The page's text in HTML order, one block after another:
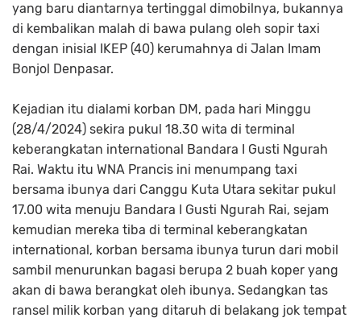
yang baru diantarnya tertinggal dimobilnya, bukannya
di kembalikan malah di bawa pulang oleh sopir taxi
dengan inisial IKEP (40) kerumahnya di Jalan Imam
Bonjol Denpasar.
Kejadian itu dialami korban DM, pada hari Minggu
(28/4/2024) sekira pukul 18.30 wita di terminal
keberangkatan international Bandara I Gusti Ngurah
Rai. Waktu itu WNA Prancis ini menumpang taxi
bersama ibunya dari Canggu Kuta Utara sekitar pukul
17.00 wita menuju Bandara I Gusti Ngurah Rai, sejam
kemudian mereka tiba di terminal keberangkatan
international, korban bersama ibunya turun dari mobil
sambil menurunkan bagasi berupa 2 buah koper yang
akan di bawa berangkat oleh ibunya. Sedangkan tas
ransel milik korban yang ditaruh di belakang jok tempat